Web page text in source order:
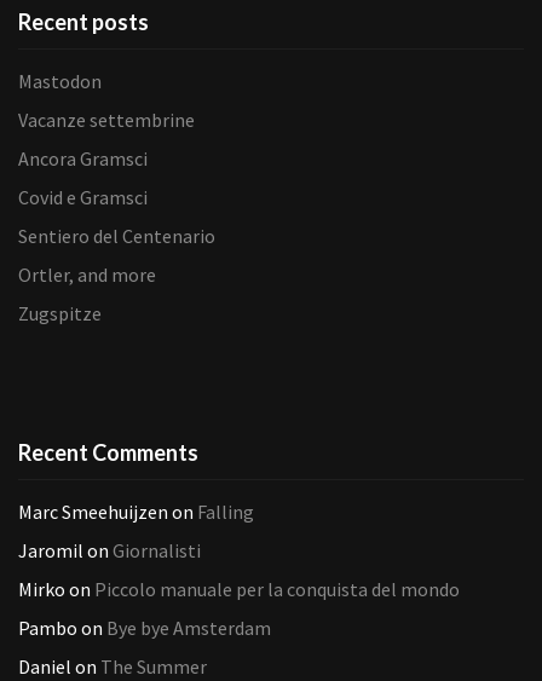
Recent posts
Mastodon
Vacanze settembrine
Ancora Gramsci
Covid e Gramsci
Sentiero del Centenario
Ortler, and more
Zugspitze
Recent Comments
Marc Smeehuijzen on Falling
Jaromil on Giornalisti
Mirko on Piccolo manuale per la conquista del mondo
Pambo on Bye bye Amsterdam
Daniel on The Summer